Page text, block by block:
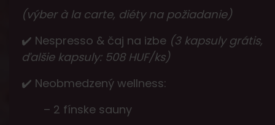
(výber à la carte, diéty na požiadanie)
✔️ Nespresso & čaj na izbe (3 kapsuly grátis,
ďalšie kapsuly: 508 HUF/ks)
✔️ Neobmedzený wellness:
– 2 fínske sauny